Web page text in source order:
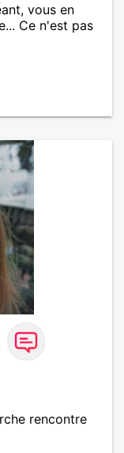
vous en
Ce n'est pas
rencontre